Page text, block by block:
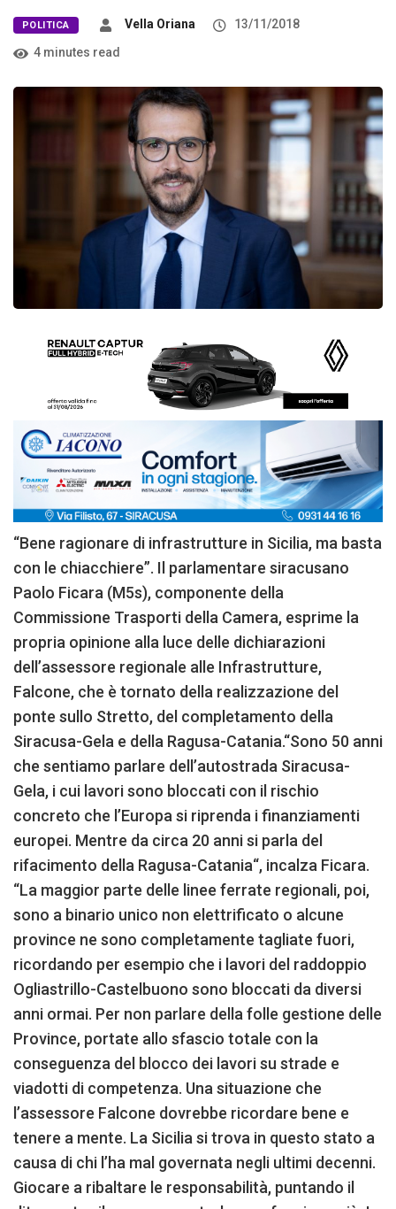
POLITICA Vella Oriana
13/11/2018
4 minutes read
“Bene ragionare di infrastrutture in Sicilia, ma basta
con le chiacchiere”. Il parlamentare siracusano
Paolo Ficara (M5s), componente della
Commissione Trasporti della Camera, esprime la
propria opinione alla luce delle dichiarazioni
dell’assessore regionale alle Infrastrutture,
Falcone, che è tornato della realizzazione del
ponte sullo Stretto, del completamento della
Siracusa-Gela e della Ragusa-Catania.“Sono 50 anni
che sentiamo parlare dell’autostrada Siracusa-
Gela, i cui lavori sono bloccati con il rischio
concreto che l’Europa si riprenda i finanziamenti
europei. Mentre da circa 20 anni si parla del
rifacimento della Ragusa-Catania“, incalza Ficara.
“La maggior parte delle linee ferrate regionali, poi,
sono a binario unico non elettrificato o alcune
province ne sono completamente tagliate fuori,
ricordando per esempio che i lavori del raddoppio
Ogliastrillo-Castelbuono sono bloccati da diversi
anni ormai. Per non parlare della folle gestione delle
Province, portate allo sfascio totale con la
conseguenza del blocco dei lavori su strade e
viadotti di competenza. Una situazione che
l’assessore Falcone dovrebbe ricordare bene e
tenere a mente. La Sicilia si trova in questo stato a
causa di chi l’ha mal governata negli ultimi decenni.
Giocare a ribaltare le responsabilità, puntando il